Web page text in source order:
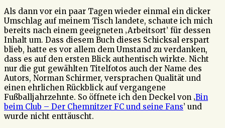
Als dann vor ein paar Tagen wieder einmal ein dicker
Umschlag auf meinem Tisch landete, schaute ich mich
bereits nach einem geeigneten ‚Arbeitsort’ für dessen
Inhalt um. Dass diesem Buch dieses Schicksal erspart
blieb, hatte es vor allem dem Umstand zu verdanken,
dass es auf den ersten Blick authentisch wirkte. Nicht
nur die gut gewählten Titelfotos auch der Name des
Autors, Norman Schirmer, versprachen Qualität und
einen ehrlichen Rückblick auf vergangene
Fußballjahrzehnte. So öffnete ich den Deckel von ‚Bin
beim Club – Der Chemnitzer FC und seine Fans’ und
wurde nicht enttäuscht.